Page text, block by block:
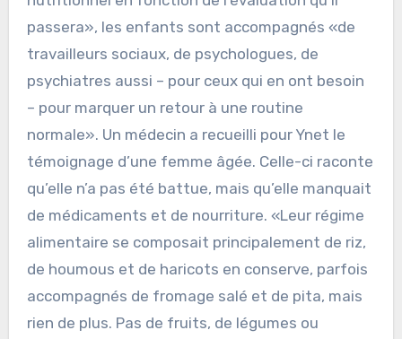
passera», les enfants sont accompagnés «de
travailleurs sociaux, de psychologues, de
psychiatres aussi – pour ceux qui en ont besoin
– pour marquer un retour à une routine
normale». Un médecin a recueilli pour Ynet le
témoignage d’une femme âgée. Celle-ci raconte
qu’elle n’a pas été battue, mais qu’elle manquait
de médicaments et de nourriture. «Leur régime
alimentaire se composait principalement de riz,
de houmous et de haricots en conserve, parfois
accompagnés de fromage salé et de pita, mais
rien de plus. Pas de fruits, de légumes ou